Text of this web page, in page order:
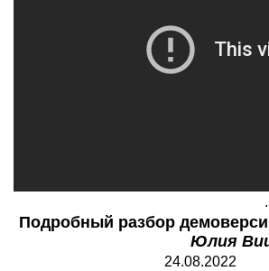
.
Подробный разбор
Юлия
24.08.2022 2